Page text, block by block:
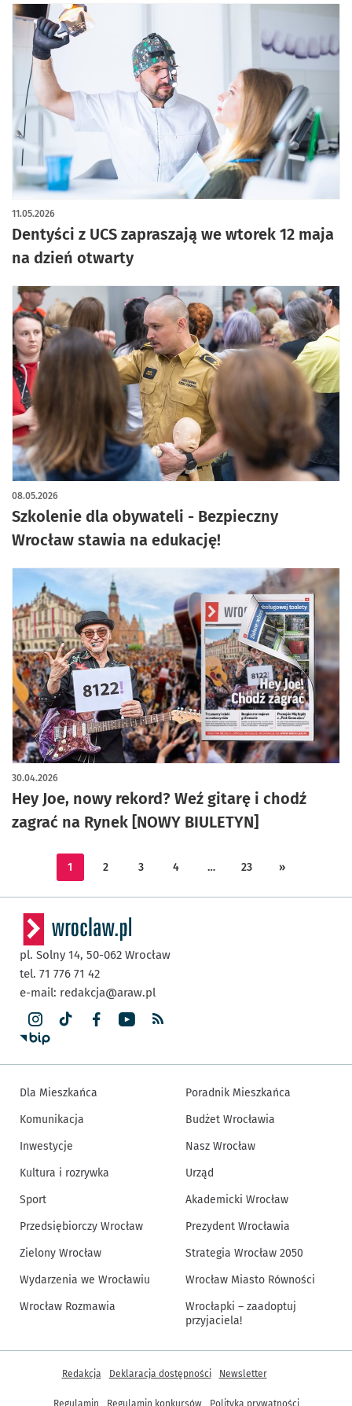
Dentyści z UCS zapraszają we wtorek 12 maja
na dzień otwarty
11.05.2026
Szkolenie dla obywateli - Bezpieczny
Wrocław stawia na edukację!
08.05.2026
Hey Joe, nowy rekord? Weź gitarę i chodź
zagrać na Rynek [NOWY BIULETYN]
30.04.2026
1 2 3 4 … 23 »
pl. Solny 14, 50-062 Wrocław
tel. 71 776 71 42
e-mail: redakcja@araw.pl
Dla Mieszkańca
Komunikacja
Inwestycje
Kultura i rozrywka
Sport
Przedsiębiorczy Wrocław
Zielony Wrocław
Wydarzenia we Wrocławiu
Wrocław Rozmawia
Poradnik Mieszkańca
Budżet Wrocławia
Nasz Wrocław
Urząd
Akademicki Wrocław
Prezydent Wrocławia
Strategia Wrocław 2050
Wrocław Miasto Równości
Wrocłapki – zaadoptuj
przyjaciela!
Inne informacje
Redakcja Deklaracja dostępności Newsletter
Regulamin Regulamin konkursów Polityka prywatności